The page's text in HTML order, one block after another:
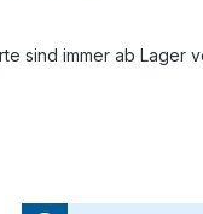
sind immer ab Lager